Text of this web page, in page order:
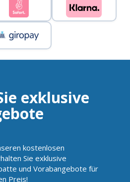
exklusive
kostenlosen
Sie exklusive
und Vorabangebote für
Preis!